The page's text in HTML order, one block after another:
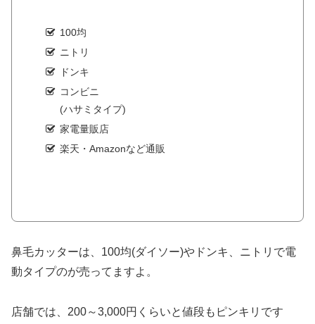
100均
ニトリ
ドンキ
コンビニ
(ハサミタイプ)
家電量販店
楽天・Amazonなど通販
鼻毛カッターは、100均(ダイソー)やドンキ、ニトリで電
動タイプのが売ってますよ。
店舗では、200～3,000円くらいと値段もピンキリです